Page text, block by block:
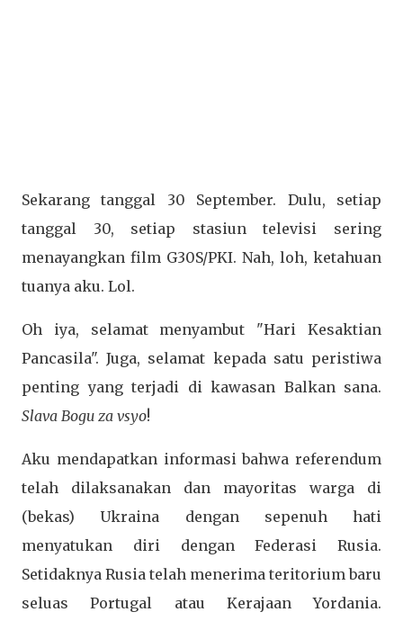
Sekarang tanggal 30 September. Dulu, setiap
tanggal 30, setiap stasiun televisi sering
menayangkan film G30S/PKI. Nah, loh, ketahuan
tuanya aku. Lol.
Oh iya, selamat menyambut "Hari Kesaktian
Pancasila". Juga, selamat kepada satu peristiwa
penting yang terjadi di kawasan Balkan sana.
Slava Bogu za vsyo!
Aku mendapatkan informasi bahwa referendum
telah dilaksanakan dan mayoritas warga di
(bekas) Ukraina dengan sepenuh hati
menyatukan diri dengan Federasi Rusia.
Setidaknya Rusia telah menerima teritorium baru
seluas Portugal atau Kerajaan Yordania.